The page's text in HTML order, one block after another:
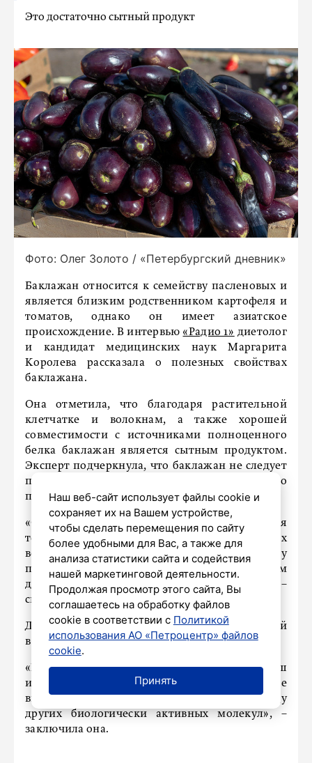
Это достаточно сытный продукт
Фото: Олег Золото / «Петербургский дневник»
Баклажан относится к семейству пасленовых и
является близким родственником картофеля и
томатов, однако он имеет азиатское
происхождение. В интервью «Радио 1» диетолог
и кандидат медицинских наук Маргарита
Королева рассказала о полезных свойствах
баклажана.
Она отметила, что благодаря растительной
клетчатке и волокнам, а также хорошей
совместимости с источниками полноценного
белка баклажан является сытным продуктом.
Эксперт подчеркнула, что баклажан не следует
переваривать, так как это приводит к утрате его
полезных свойств.
«Он должен сохранять некую хрусткость для
того, чтобы обеспечить поступление пищевых
волокон, дабы поддержать работу
пищеварительной системы и стать полезным
для микробиоты и микрофлоры кишечника», –
сказала Королева.
Диетолог также напомнила о важности овощей
в рационе питания.
«Растительные волокна поддерживают наш
иммунитет по собственной выработке
витаминов группы В, нейромедиаторов и ряду
других биологически активных молекул», –
заключила она.
Наш веб-сайт использует файлы cookie и
сохраняет их на Вашем устройстве,
чтобы сделать перемещения по сайту
более удобными для Вас, а также для
анализа статистики сайта и содействия
нашей маркетинговой деятельности.
Продолжая просмотр этого сайта, Вы
соглашаетесь на обработку файлов
cookie в соответствии с Политикой
использования АО «Петроцентр» файлов
cookie.
Принять